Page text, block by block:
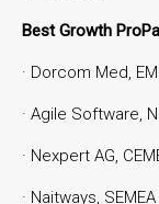
Best Growth
· Dorcom Med,
· Agile Software,
· Nexpert AG,
· Naitways,